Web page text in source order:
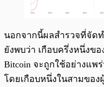
นอกจากนี้ผลสำรวจที่จัด
ยังพบว่า เกือบครึ่งหนึ่งข
Bitcoin จะถูกใช้อย่างแพ
โดยเกือบหนึ่งในสามขอ